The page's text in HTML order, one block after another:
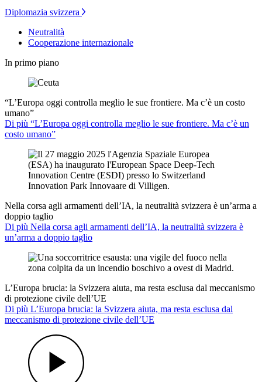
Diplomazia svizzera
Neutralità
Cooperazione internazionale
In primo piano
“L’Europa oggi controlla meglio le sue frontiere. Ma c’è un costo
umano”
Di più “L’Europa oggi controlla meglio le sue frontiere. Ma c’è un
costo umano”
Nella corsa agli armamenti dell’IA, la neutralità svizzera è un’arma a
doppio taglio
Di più Nella corsa agli armamenti dell’IA, la neutralità svizzera è
un’arma a doppio taglio
L’Europa brucia: la Svizzera aiuta, ma resta esclusa dal meccanismo
di protezione civile dell’UE
Di più L’Europa brucia: la Svizzera aiuta, ma resta esclusa dal
meccanismo di protezione civile dell’UE